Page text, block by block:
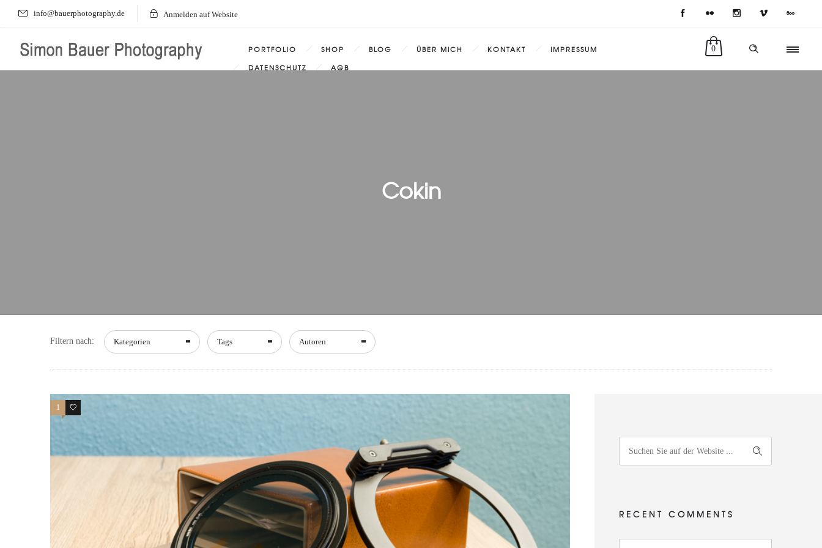
info@bauerphotography.de Anmelden auf Website
0
PORTFOLIO SHOP BLOG ÜBER MICH KONTAKT
IMPRESSUM
DATENSCHUTZ
AGB
Cokin
Filtern nach: Kategorien Tags Autoren
1 0
RECENT COMMENTS